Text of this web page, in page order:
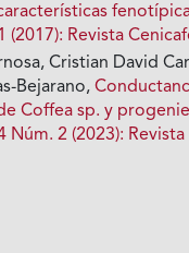
(2017): Revista
Cristian David
Bejarano,
Coffea sp. y
Núm. 2 (2023):